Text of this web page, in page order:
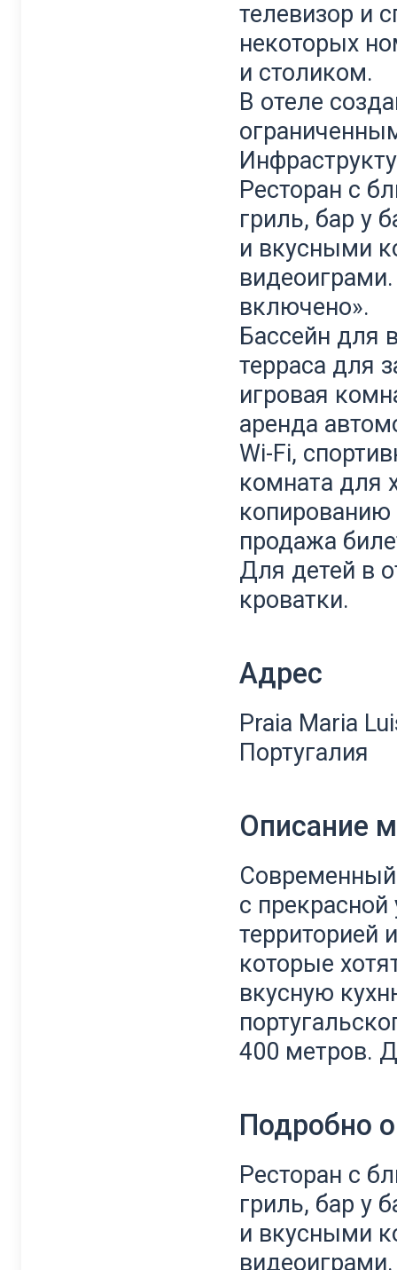
телевизор и
некоторых
и столиком.
В отеле
Ресторан с
гриль, бар у
и вкусными
видеоиграми
включено».
Бассейн для
терраса для
игровая
аренда
Wi-Fi,
комната для
копированию
продажа
Для детей в
кроватки.
Адрес
Praia Maria
Португалия
Описание
Современный
с прекрасной
территорией
которые
вкусную
400 метров.
Подробно
Ресторан с
гриль, бар у
и вкусными
видеоиграми